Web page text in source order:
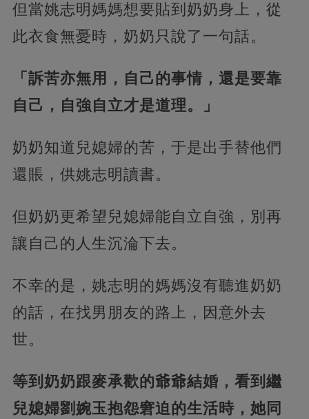
但當姚志明媽媽想要貼到奶奶身上，從
此衣食無憂時，奶奶只說了一句話。
「訴苦亦無用，自己的事情，還是要靠
自己，自強自立才是道理。」
奶奶知道兒媳婦的苦，于是出手替他們
還賬，供姚志明讀書。
但奶奶更希望兒媳婦能自立自強，別再
讓自己的人生沉淪下去。
不幸的是，姚志明的媽媽沒有聽進奶奶
的話，在找男朋友的路上，因意外去
世。
等到奶奶跟麥承歡的爺爺結婚，看到繼
兒媳婦劉婉玉抱怨窘迫的生活時，她同